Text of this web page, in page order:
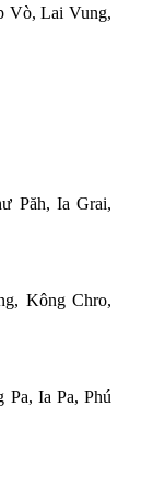
Vò, Lai Vung,
Păh, Ia Grai,
Kông Chro,
Pa, Ia Pa, Phú